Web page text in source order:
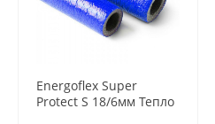
Energoflex Super
Protect S 18/6мм Тепло